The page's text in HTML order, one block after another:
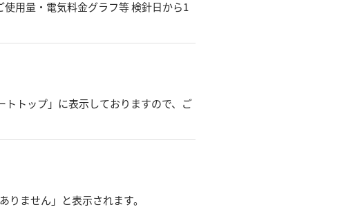
用量・電気料金グラフ等 検針日から1
トップ」に表示しておりますので、ご
ません」と表示されます。